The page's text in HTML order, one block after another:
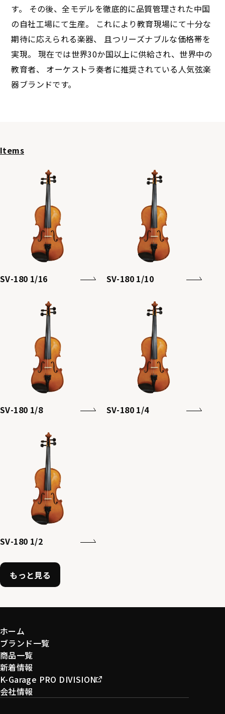
す。 その後、全モデルを徹底的に品質管理された中国
の自社工場にて生産。 これにより教育現場にて十分な
期待に応えられる楽器、 且つリーズナブルな価格帯を
実現。 現在では世界30か国以上に供給され、世界中の
教育者、 オーケストラ奏者に推奨されている人気弦楽
器ブランドです。
Items
SV-180 1/16 SV-180 1/10
SV-180 1/8 SV-180 1/4
SV-180 1/2
もっと見る
ホーム
ブランド一覧
商品一覧
新着情報
K-Garage PRO DIVISION
会社情報